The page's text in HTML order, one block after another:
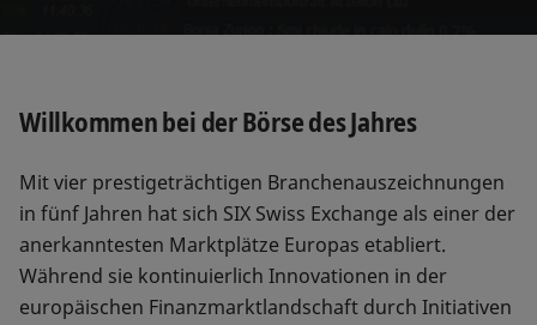
Willkommen bei der Börse des Jahres
Mit vier prestigeträchtigen Branchenauszeichnungen
in fünf Jahren hat sich SIX Swiss Exchange als einer der
anerkanntesten Marktplätze Europas etabliert.
Während sie kontinuierlich Innovationen in der
europäischen Finanzmarktlandschaft durch Initiativen